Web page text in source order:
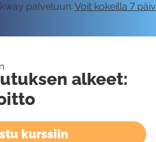
palveluun. Voit kokeilla 7
alkeet:
kurssiin